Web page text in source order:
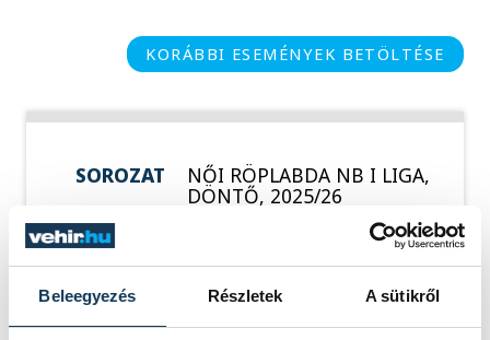
Beleegyezés Részletek A sütikről
KORÁBBI ESEMÉNYEK BETÖLTÉSE
SOROZAT NŐI RÖPLABDA NB I LIGA,
DÖNTŐ, 2025/26
HAZAI
VENDÉG
IDŐPONT
2026. ÁPRILIS 26. 16:00
HELYSZÍN
VESZPRÉM, TÁNCSICS
MIHÁLY SZAKGIMNÁZIUM
EREDMÉNY
3-0